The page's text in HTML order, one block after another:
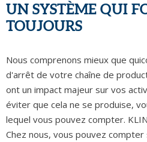
UN SYSTÈME QUI
TOUJOURS
Nous comprenons mieux que
d'arrêt de votre chaîne de
ont un impact majeur sur vos
éviter que cela ne se produise,
lequel vous pouvez compter.
Chez nous, vous pouvez